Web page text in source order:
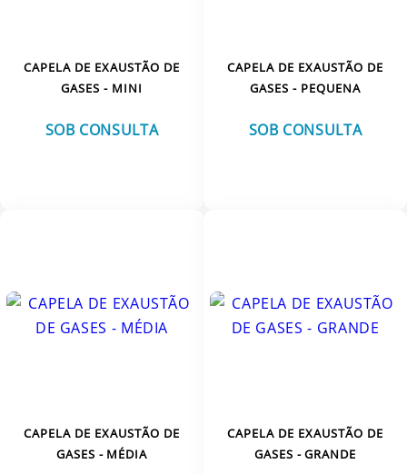
CAPELA DE EXAUSTÃO DE
GASES - MINI
SOB CONSULTA
CAPELA DE EXAUSTÃO DE
GASES - PEQUENA
SOB CONSULTA
CAPELA DE EXAUSTÃO DE
GASES - MÉDIA
CAPELA DE EXAUSTÃO DE
GASES - GRANDE